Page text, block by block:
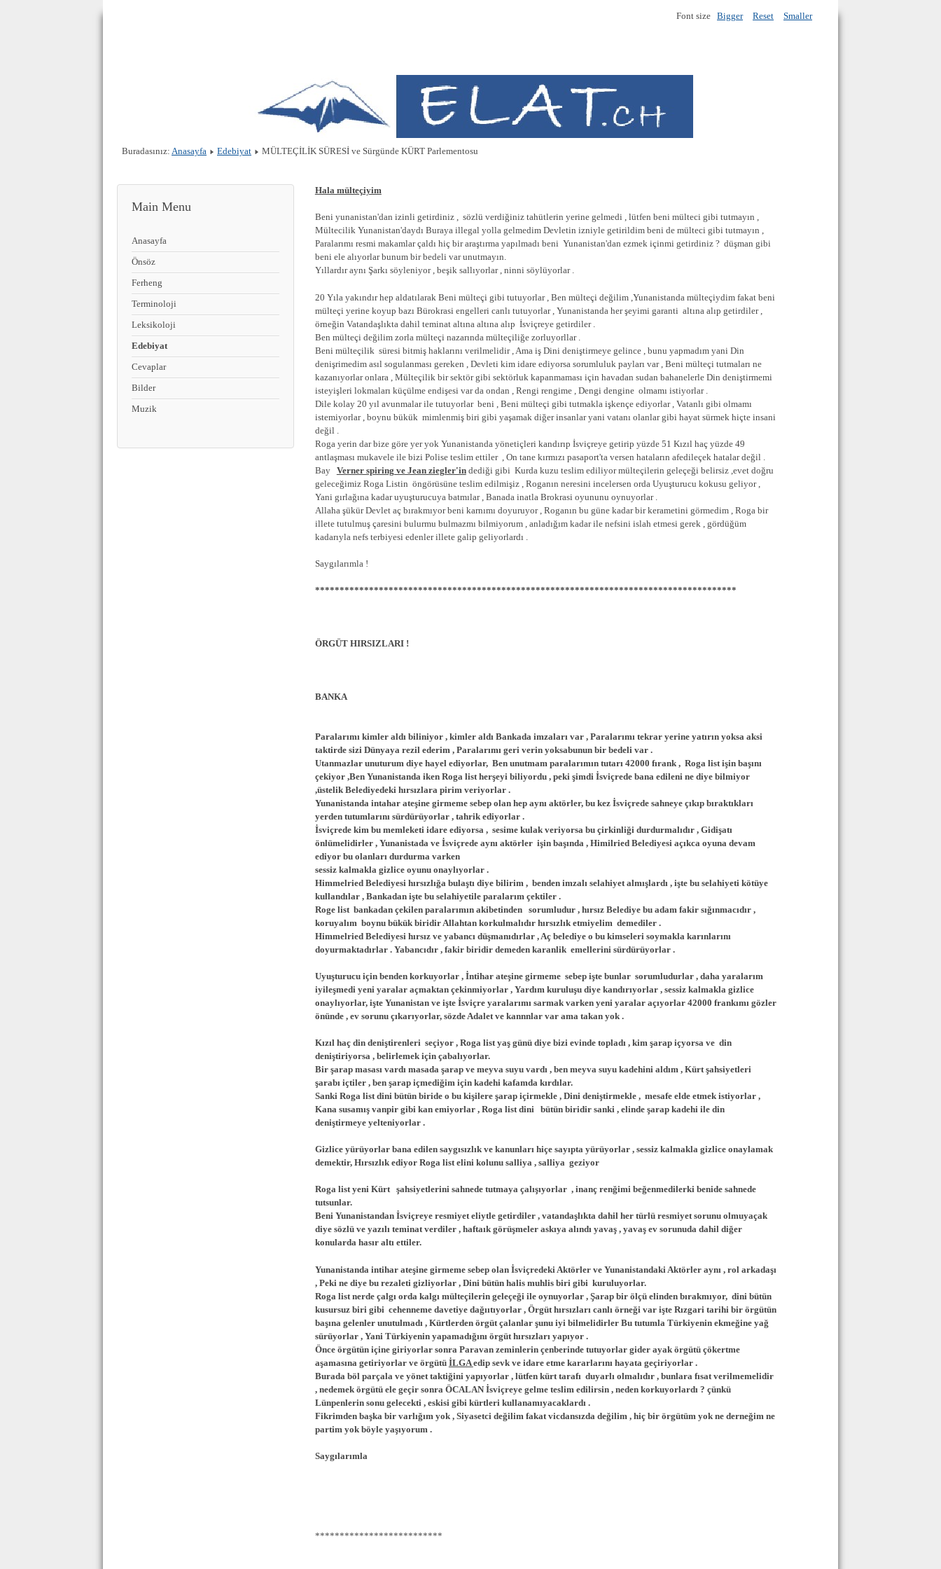
Font size Bigger Reset Smaller
Buradasınız: Anasayfa Edebiyat MÜLTEÇİLİK SÜRESİ ve Sürgünde KÜRT Parlementosu
Main Menu
Anasayfa
Önsöz
Ferheng
Terminoloji
Leksikoloji
Edebiyat
Cevaplar
Bilder
Muzik
Hala mülteçiyim
Beni yunanistan'dan izinli getirdiniz , sözlü verdiğiniz tahütlerin yerine gelmedi , lütfen beni mülteci gibi tutmayın ,
Mültecilik Yunanistan'daydı Buraya illegal yolla gelmedim Devletin izniyle getirildim beni de mülteci gibi tutmayın ,
Paralarımı resmi makamlar çaldı hiç bir araştırma yapılmadı beni Yunanistan'dan ezmek içinmi getirdiniz ? düşman gibi
beni ele alıyorlar bunum bir bedeli var unutmayın.
Yıllardır aynı Şarkı söyleniyor , beşik sallıyorlar , ninni söylüyorlar .
20 Yıla yakındır hep aldatılarak Beni mülteçi gibi tutuyorlar , Ben mülteçi değilim ,Yunanistanda mülteçiydim fakat beni
mülteçi yerine koyup bazı Bürokrasi engelleri canlı tutuyorlar , Yunanistanda her şeyimi garanti altına alıp getirdiler ,
örneğin Vatandaşlıkta dahil teminat altına altına alıp İsviçreye getirdiler .
Ben mülteçi değilim zorla mülteçi nazarında mülteçiliğe zorluyorllar .
Beni mülteçilik süresi bitmiş haklarını verilmelidir , Ama iş Dini deniştirmeye gelince , bunu yapmadım yani Din
denişrimedim asıl sogulanması gereken , Devleti kim idare ediyorsa sorumluluk payları var , Beni mülteçi tutmaları ne
kazanıyorlar onlara , Mülteçilik bir sektör gibi sektörluk kapanmaması için havadan sudan bahanelerle Din deniştirmemi
isteyişleri lokmaları küçülme endişesi var da ondan , Rengi rengime , Dengi dengine olmamı istiyorlar .
Dile kolay 20 yıl avunmalar ile tutuyorlar beni , Beni mülteçi gibi tutmakla işkençe ediyorlar , Vatanlı gibi olmamı
istemiyorlar , boynu bükük mimlenmiş biri gibi yaşamak diğer insanlar yani vatanı olanlar gibi hayat sürmek hiçte insani
değil .
Roga yerin dar bize göre yer yok Yunanistanda yönetiçleri kandırıp İsviçreye getirip yüzde 51 Kızıl haç yüzde 49
antlaşması mukavele ile bizi Polise teslim ettiler , On tane kırmızı pasaport'ta versen hataların afedileçek hatalar değil .
Bay Verner spiring ve Jean ziegler'indediği gibi Kurda kuzu teslim ediliyor mülteçilerin geleçeği belirsiz ,evet doğru
geleceğimiz Roga Listin öngörüsüne teslim edilmişiz , Roganın neresini incelersen orda Uyuşturucu kokusu geliyor ,
Yani gırlağına kadar uyuşturucuya batmılar , Banada inatla Brokrasi oyununu oynuyorlar .
Allaha şükür Devlet aç bırakmıyor beni karnımı doyuruyor , Roganın bu güne kadar bir kerametini görmedim , Roga bir
illete tutulmuş çaresini bulurmu bulmazmı bilmiyorum , anladığım kadar ile nefsini islah etmesi gerek , gördüğüm
kadarıyla nefs terbiyesi edenler illete galip geliyorlardı .
Saygılarımla !
**************************************************************************************
ÖRGÜT HIRSIZLARI !
BANKA
Paralarımı kimler aldı biliniyor , kimler aldı Bankada imzaları var , Paralarımı tekrar yerine yatırın yoksa aksi
taktirde sizi Dünyaya rezil ederim , Paralarımı geri verin yoksabunun bir bedeli var .
Utanmazlar unuturum diye hayel ediyorlar, Ben unutmam paralarımın tutarı 42000 fırank , Roga list işin başını
çekiyor ,Ben Yunanistanda iken Roga list herşeyi biliyordu , peki şimdi İsviçrede bana edileni ne diye bilmiyor
,üstelik Belediyedeki hırsızlara pirim veriyorlar .
Yunanistanda intahar ateşine girmeme sebep olan hep aynı aktörler, bu kez İsviçrede sahneye çıkıp bıraktıkları
yerden tutumlarını sürdürüyorlar , tahrik ediyorlar .
İsviçrede kim bu memleketi idare ediyorsa , sesime kulak veriyorsa bu çirkinliği durdurmalıdır , Gidişatı
önlümelidirler , Yunanistada ve İsviçrede aynı aktörler işin başında , Himilried Belediyesi açıkca oyuna devam
ediyor bu olanları durdurma varken
sessiz kalmakla gizlice oyunu onaylıyorlar .
Himmelried Belediyesi hırsızlığa bulaştı diye bilirim , benden imzalı selahiyet almışlardı , işte bu selahiyeti kötüye
kullandılar , Bankadan işte bu selahiyetile paralarım çektiler .
Roge list bankadan çekilen paralarımın akibetinden sorumludur , hırsız Belediye bu adam fakir sığınmacıdır ,
koruyalım boynu bükük biridir Allahtan korkulmalıdır hırsızlık etmiyelim demediler .
Himmelried Belediyesi hırsız ve yabancı düşmanıdırlar , Aç belediye o bu kimseleri soymakla karınlarını
doyurmaktadırlar . Yabancıdır , fakir biridir demeden karanlik emellerini sürdürüyorlar .
Uyuşturucu için benden korkuyorlar , İntihar ateşine girmeme sebep işte bunlar sorumludurlar , daha yaralarım
iyileşmedi yeni yaralar açmaktan çekinmiyorlar , Yardım kuruluşu diye kandırıyorlar , sessiz kalmakla gizlice
onaylıyorlar, işte Yunanistan ve işte İsviçre yaralarımı sarmak varken yeni yaralar açıyorlar 42000 frankımı gözler
önünde , ev sorunu çıkarıyorlar, sözde Adalet ve kannnlar var ama takan yok .
Kızıl haç din deniştirenleri seçiyor , Roga list yaş günü diye bizi evinde topladı , kim şarap içyorsa ve din
deniştiriyorsa , belirlemek için çabalıyorlar.
Bir şarap masası vardı masada şarap ve meyva suyu vardı , ben meyva suyu kadehini aldım , Kürt şahsiyetleri
şarabı içtiler , ben şarap içmediğim için kadehi kafamda kırdılar.
Sanki Roga list dini bütün biride o bu kişilere şarap içirmekle , Dini deniştirmekle , mesafe elde etmek istiyorlar ,
Kana susamış vanpir gibi kan emiyorlar , Roga list dini bütün biridir sanki , elinde şarap kadehi ile din
deniştirmeye yelteniyorlar .
Gizlice yürüyorlar bana edilen saygısızlık ve kanunları hiçe sayıpta yürüyorlar , sessiz kalmakla gizlice onaylamak
demektir, Hırsızlık ediyor Roga list elini kolunu salliya , salliya geziyor
Roga list yeni Kürt şahsiyetlerini sahnede tutmaya çalışıyorlar , inanç renğimi beğenmedilerki benide sahnede
tutsunlar.
Beni Yunanistandan İsviçreye resmiyet eliytle getirdiler , vatandaşlıkta dahil her türlü resmiyet sorunu olmuyaçak
diye sözlü ve yazılı teminat verdiler , haftaık görüşmeler askıya alındı yavaş , yavaş ev sorunuda dahil diğer
konularda hasır altı ettiler.
Yunanistanda intihar ateşine girmeme sebep olan İsviçredeki Aktörler ve Yunanistandaki Aktörler aynı , rol arkadaşı
, Peki ne diye bu rezaleti gizliyorlar , Dini bütün halis muhlis biri gibi kuruluyorlar.
Roga list nerde çalgı orda kalgı mülteçilerin geleçeği ile oynuyorlar , Şarap bir ölçü elinden bırakmıyor, dini bütün
kusursuz biri gibi cehenneme davetiye dağııtıyorlar , Örgüt hırsızları canlı örneği var işte Rızgari tarihi bir örgütün
başına gelenler unutulmadı , Kürtlerden örgüt çalanlar şunu iyi bilmelidirler Bu tutumla Türkiyenin ekmeğine yağ
sürüyorlar , Yani Türkiyenin yapamadığını örgüt hırsızları yapıyor .
Önce örgütün içine giriyorlar sonra Paravan zeminlerin çenberinde tutuyorlar gider ayak örgütü çökertme
aşamasına getiriyorlar ve örgütü İLGAedip sevk ve idare etme kararlarını hayata geçiriyorlar .
Burada böl parçala ve yönet taktiğini yapıyorlar , lütfen kürt tarafı duyarlı olmalıdır , bunlara fısat verilmemelidir
, nedemek örgütü ele geçir sonra ÖCALAN İsviçreye gelme teslim edilirsin , neden korkuyorlardı ? çünkü
Lünpenlerin sonu gelecekti , eskisi gibi kürtleri kullanamıyacaklardı .
Fikrimden başka bir varlığım yok , Siyasetci değilim fakat vicdansızda değilim , hiç bir örgütüm yok ne derneğim ne
partim yok böyle yaşıyorum .
Saygılarımla
**************************